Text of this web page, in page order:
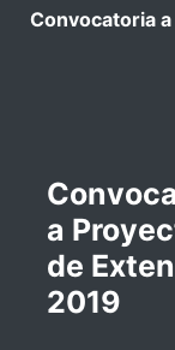
Convocatoria
a
de
2019